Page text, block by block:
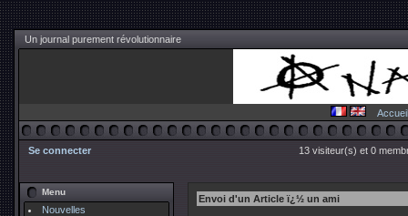
Un journal purement révolutionnaire
Accueil
Se connecter 13 visiteur(s) et 0
Menu
Nouvelles
Envoi d'un Article ï¿½ un ami